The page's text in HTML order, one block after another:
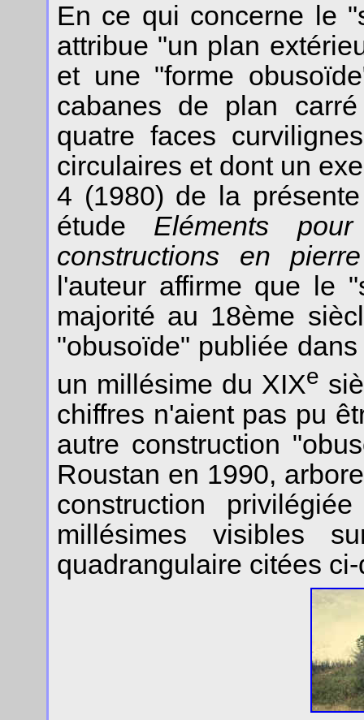
En ce qui concerne le
attribue "un plan
et une "forme
cabanes de plan
quatre faces
circulaires et dont un
4 (1980) de la
étude Eléments
constructions en
l'auteur affirme que le
majorité au 18ème
"obusoïde" publiée
un millésime du XIXe
chiffres n'aient pas pu
autre construction
Roustan en 1990,
construction
millésimes visibles
quadrangulaire citées